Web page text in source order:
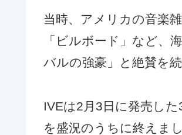
当時、アメリカの音楽
「ビルボード」など、
バルの強豪」と絶賛を続
IVEは2月3日に発売し
を盛況のうちに終えま